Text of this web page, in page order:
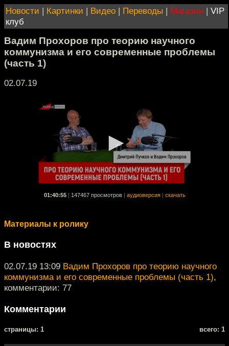
Новости | Картинки | Видео | Переводы | Магазин | VIP
клуб
Вадим Прохоров про теорию научного
коммунизма и его современные проблемы
(часть 1)
02.07.19
01:40:55 147467 просмотров аудиоверсия скачать
Материалы к ролику
В новостях
02.07.19 13:09 Вадим Прохоров про теорию научного
коммунизма и его современные проблемы (часть 1),
комментарии: 77
Комментарии
cтраницы: 1 всего: 1